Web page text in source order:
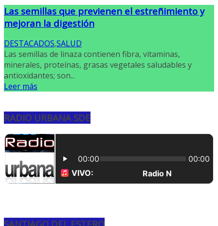
Las semillas que previenen el estreñimiento y
mejoran la digestión
DESTACADOS,SALUD
Las semillas de linaza contienen fibra, vitaminas,
minerales, proteínas, grasas vegetales saludables y
antioxidantes; son...
Leer más
RADIO URBANA SDE